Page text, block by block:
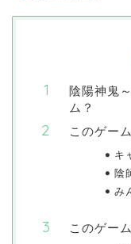
陰陽神鬼
ム？
このゲー
キ
陰
み
このゲー